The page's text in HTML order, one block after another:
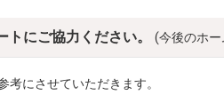
にご協力ください。 (今後のホー
にさせていただきます。